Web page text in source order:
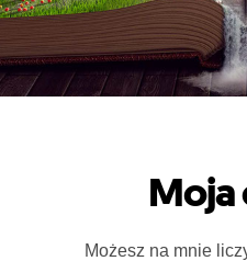
Moja
Możesz na mnie